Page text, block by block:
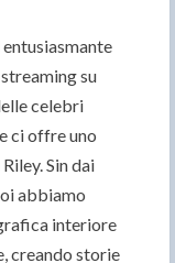
entusiasmante
su
celebri
ci offre uno
Sin dai
abbiamo
interiore
creando storie